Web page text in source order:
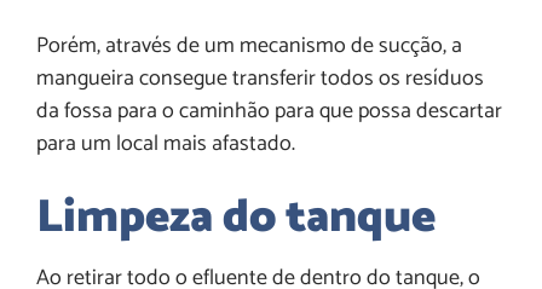
Porém, através de um mecanismo de sucção, a
mangueira consegue transferir todos os resíduos
da fossa para o caminhão para que possa descartar
para um local mais afastado.
Limpeza do tanque
Ao retirar todo o efluente de dentro do tanque, o